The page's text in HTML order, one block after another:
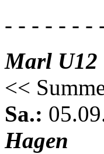
- - - - - - -
Marl
<<
Sa.:
Hagen